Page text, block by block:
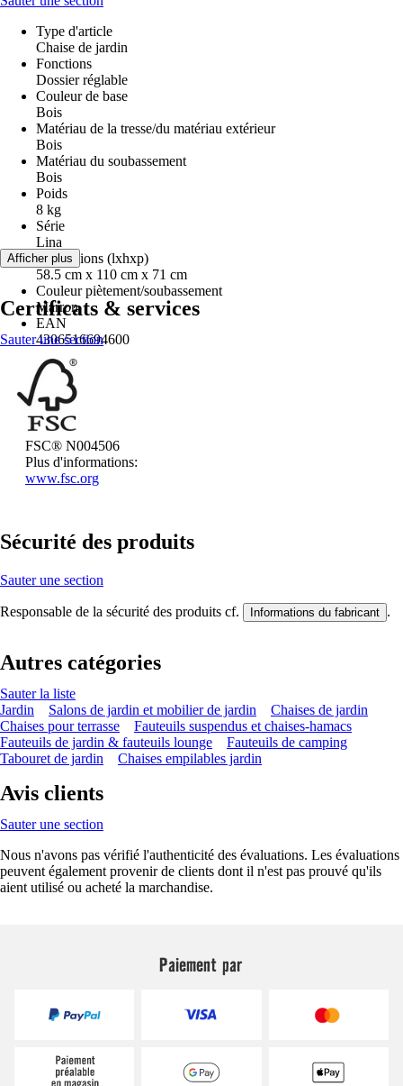
Type d'article
Chaise de jardin
Fonctions
Dossier réglable
Couleur de base
Bois
Matériau de la tresse/du matériau extérieur
Bois
Matériau du soubassement
Bois
Poids
8 kg
Série
Lina
Dimensions (lxhxp)
58.5 cm x 110 cm x 71 cm
Couleur piètement/soubassement
Marron
EAN
4306516694600
Afficher plus
Certificats & services
Sauter une section
FSC® N004506
Plus d'informations:
www.fsc.org
Sécurité des produits
Sauter une section
Responsable de la sécurité des produits cf. Informations du fabricant .
Autres catégories
Sauter la liste
Jardin
Salons de jardin et mobilier de jardin
Chaises de jardin
Chaises pour terrasse
Fauteuils suspendus et chaises-hamacs
Fauteuils de jardin & fauteuils lounge
Fauteuils de camping
Tabouret de jardin
Chaises empilables jardin
Avis clients
Sauter une section
Nous n'avons pas vérifié l'authenticité des évaluations. Les évaluations
peuvent également provenir de clients dont il n'est pas prouvé qu'ils
aient utilisé ou acheté la marchandise.
Paiement par